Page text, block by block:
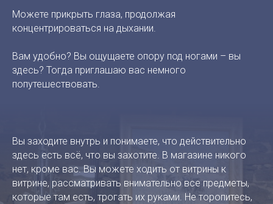
Можете прикрыть глаза, продолжая
концентрироваться на дыхании.
Вам удобно? Вы ощущаете опору под ногами – вы
здесь? Тогда приглашаю вас немного
попутешествовать.
Вы заходите внутрь и понимаете, что действительно
здесь есть всё, что вы захотите. В магазине никого
нет, кроме вас. Вы можете ходить от витрины к
витрине, рассматривать внимательно все предметы,
которые там есть, трогать их руками. Не торопитесь,